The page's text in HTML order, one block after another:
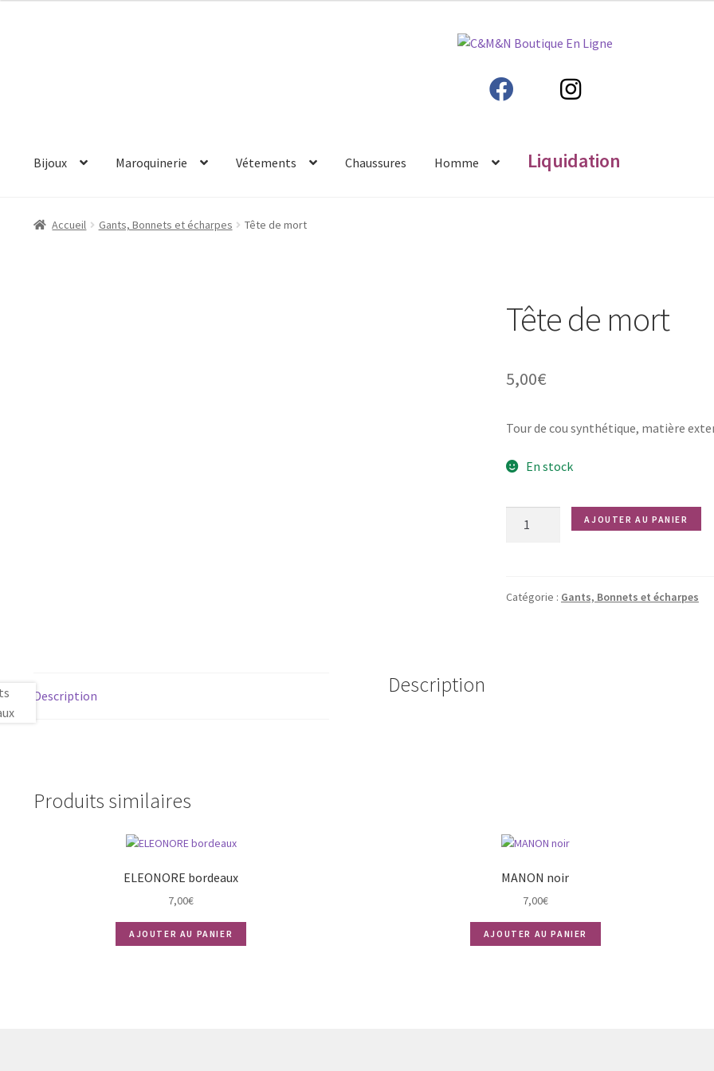
Bijoux Maroquinerie Vétements Chaussures Homme Liquidation
Accueil Gants, Bonnets et écharpes Tête de mort
Tête de mort
5,00€
Tour de cou synthétique, matière
En stock
mort
AJOUTER AU PANIER
Catégorie : Gants, Bonnets et écharpes
Description Description
Produits similaires
ELEONORE bordeaux
7,00€
AJOUTER AU PANIER
MANON noir
7,00€
AJOUTER AU PANIER